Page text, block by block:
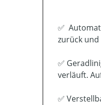
✅
zurück
✅
verläuft.
✅